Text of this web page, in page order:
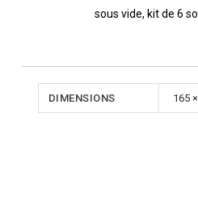
sous vide, kit de 6
DIMENSIONS 165